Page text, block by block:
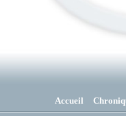
Accueil